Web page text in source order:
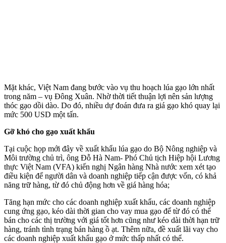
Mặt khác, Việt Nam đang bước vào vụ thu hoạch lúa gạo lớn nhất
trong năm – vụ Đông Xuân. Nhờ thời tiết thuận lợi nên sản lượng
thóc gạo dồi dào. Do đó, nhiều dự đoán đưa ra giá gạo khó quay lại
mức 500 USD một tấn.
Gỡ khó cho gạo xuất khẩu
Tại cuộc họp mới đây về xuất khẩu lúa gạo do Bộ Nông nghiệp và
Môi trường chủ trì, ông Đỗ Hà Nam- Phó Chủ tịch Hiệp hội Lương
thực Việt Nam (VFA) kiến nghị Ngân hàng Nhà nước xem xét tạo
điều kiện để người dân và doanh nghiệp tiếp cận được vốn, có khả
năng trữ hàng, từ đó chủ động hơn về giá hàng hóa;
Tăng hạn mức cho các doanh nghiệp xuất khẩu, các doanh nghiệp
cung ứng gạo, kéo dài thời gian cho vay mua gạo để từ đó có thể
bán cho các thị trường với giá tốt hơn cũng như kéo dài thời hạn trữ
hàng, tránh tình trạng bán hàng ồ ạt. Thêm nữa, đề xuất lãi vay cho
các doanh nghiệp xuất khẩu gạo ở mức thấp nhất có thể.